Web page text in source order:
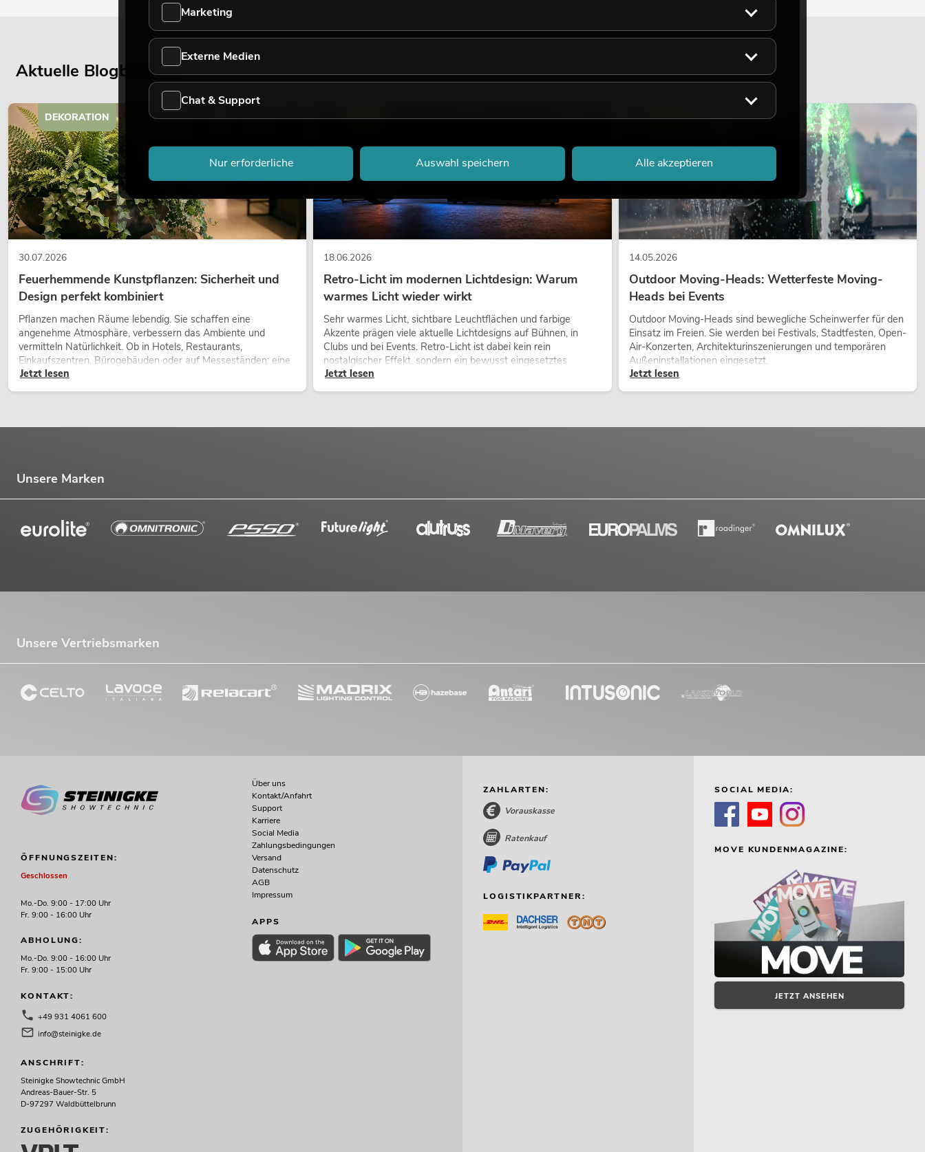
Aktuelle Blogbeiträge
30.07.2026
Feuerhemmende Kunstpflanzen: Sicherheit und
Design perfekt kombiniert
Pflanzen machen Räume lebendig. Sie schaffen eine
angenehme Atmosphäre, verbessern das Ambiente und
vermitteln Natürlichkeit. Ob in Hotels, Restaurants,
Einkaufszentren, Bürogebäuden oder auf Messeständen: eine
hochwertige Begrünung gehört heute längst zum modernen
Raumkonzept.
Jetzt lesen
DEKORATION
18.06.2026
Retro-Licht im modernen Lichtdesign: Warum
warmes Licht wieder wirkt
Sehr warmes Licht, sichtbare Leuchtflächen und farbige
Akzente prägen viele aktuelle Lichtdesigns auf Bühnen, in
Clubs und bei Events. Retro-Licht ist dabei kein rein
nostalgischer Effekt, sondern ein bewusst eingesetztes
Gestaltungsmittel: Es schafft Atmosphäre, gibt Szenen
Charakter und kann technische LED-Setups emotionaler
Jetzt lesen
LICHT
14.05.2026
Outdoor Moving-Heads: Wetterfeste Moving-
Heads bei Events
Outdoor Moving-Heads sind bewegliche Scheinwerfer für den
Einsatz im Freien. Sie werden bei Festivals, Stadtfesten, Open-
Air-Konzerten, Architekturinszenierungen und temporären
Außeninstallationen eingesetzt.
Jetzt lesen
LICHT
Unsere Marken
Unsere Vertriebsmarken
ÖFFNUNGSZEITEN:
Geschlossen
Mo.-Do. 9:00 - 17:00 Uhr
Fr. 9:00 - 16:00 Uhr
ABHOLUNG:
Mo.-Do. 9:00 - 16:00 Uhr
Fr. 9:00 - 15:00 Uhr
KONTAKT:
+49 931 4061 600
info@steinigke.de
ANSCHRIFT:
Steinigke Showtechnic GmbH
Andreas-Bauer-Str. 5
D-97297 Waldbüttelbrunn
ZUGEHÖRIGKEIT:
Über uns
Kontakt/Anfahrt
Support
Karriere
Social Media
Zahlungsbedingungen
Versand
Datenschutz
AGB
Impressum
APPS
ZAHLARTEN:
Vorauskasse
Ratenkauf
LOGISTIKPARTNER:
SOCIAL MEDIA:
MOVE KUNDENMAGAZINE:
JETZT ANSEHEN
Marketing
Externe Medien
Chat & Support
Nur erforderliche Auswahl speichern Alle akzeptieren